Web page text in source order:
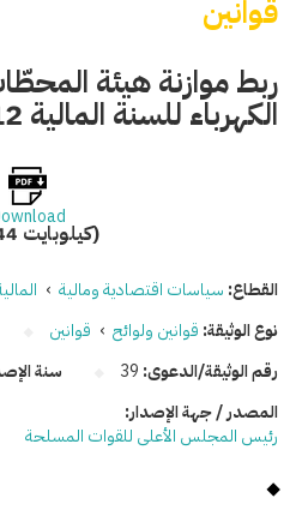
قوانين
ربط موازنة هيئة
الكهرباء للسنة المالية 2013/2012
(82.44 كيلوبايت)
القطاع: سياسات اقتصادية ومالية ›
نوع الوثيقة: قوانين ولوائح › قوانين
رقم الوثيقة/الدعوى: 39 سنة
المصدر / جهة الإصدار:
رئيس المجلس الأعلى للقوات المسلحة